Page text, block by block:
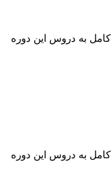
به دروس این دوره
به دروس این دوره